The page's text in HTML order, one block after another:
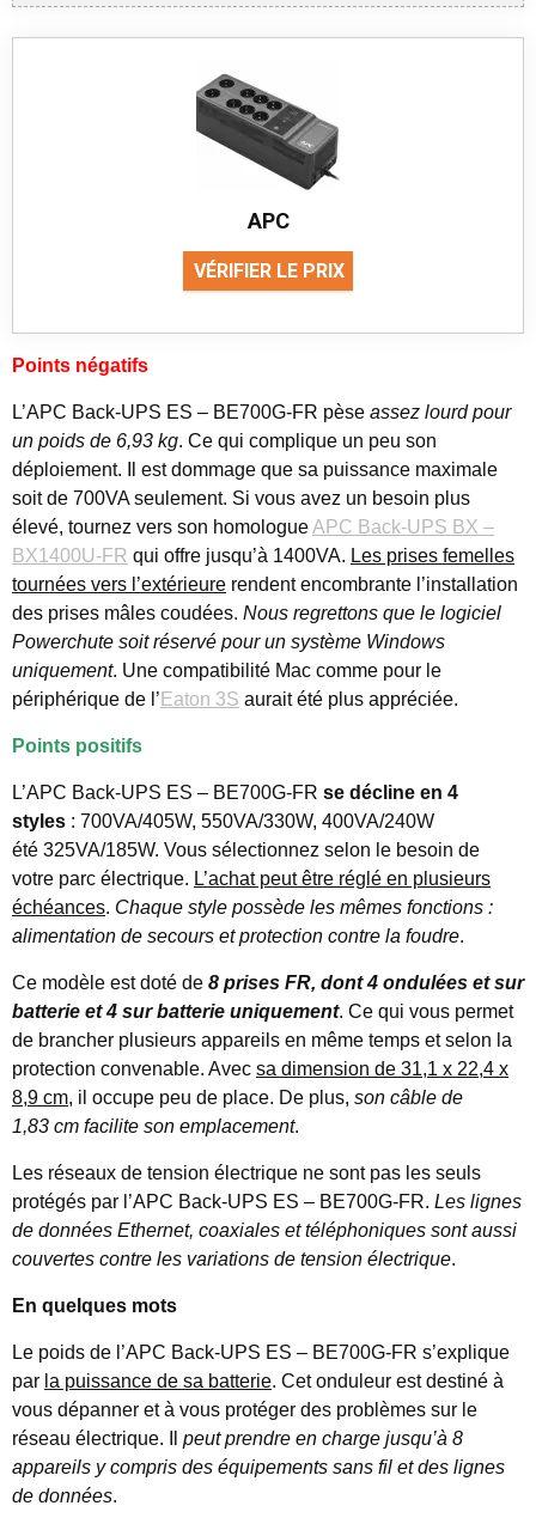
APC
VÉRIFIER LE PRIX
Points négatifs
L’APC Back-UPS ES – BE700G-FR pèse assez lourd pour
un poids de 6,93 kg. Ce qui complique un peu son
déploiement. Il est dommage que sa puissance maximale
soit de 700VA seulement. Si vous avez un besoin plus
élevé, tournez vers son homologueAPC Back-UPS BX –
BX1400U-FR qui offre jusqu’à 1400VA. Les prises femelles
tournées vers l’extérieure rendent encombrante l’installation
des prises mâles coudées. Nous regrettons que le logiciel
Powerchute soit réservé pour un système Windows
uniquement. Une compatibilité Mac comme pour le
périphérique de l’ Eaton 3S aurait été plus appréciée.
Points positifs
L’APC Back-UPS ES – BE700G-FR se décline en 4
styles : 700VA/405W, 550VA/330W, 400VA/240W
été 325VA/185W. Vous sélectionnez selon le besoin de
votre parc électrique. L’achat peut être réglé en plusieurs
échéances. Chaque style possède les mêmes fonctions :
alimentation de secours et protection contre la foudre.
Ce modèle est doté de 8 prises FR, dont 4 ondulées et sur
batterie et 4 sur batterie uniquement. Ce qui vous permet
de brancher plusieurs appareils en même temps et selon la
protection convenable. Avec sa dimension de 31,1 x 22,4 x
8,9 cm, il occupe peu de place. De plus, son câble de
1,83 cm facilite son emplacement.
Les réseaux de tension électrique ne sont pas les seuls
protégés par l’APC Back-UPS ES – BE700G-FR. Les lignes
de données Ethernet, coaxiales et téléphoniques sont aussi
couvertes contre les variations de tension électrique.
En quelques mots
Le poids de l’APC Back-UPS ES – BE700G-FR s’explique
par la puissance de sa batterie. Cet onduleur est destiné à
vous dépanner et à vous protéger des problèmes sur le
réseau électrique. Il peut prendre en charge jusqu’à 8
appareils y compris des équipements sans fil et des lignes
de données.